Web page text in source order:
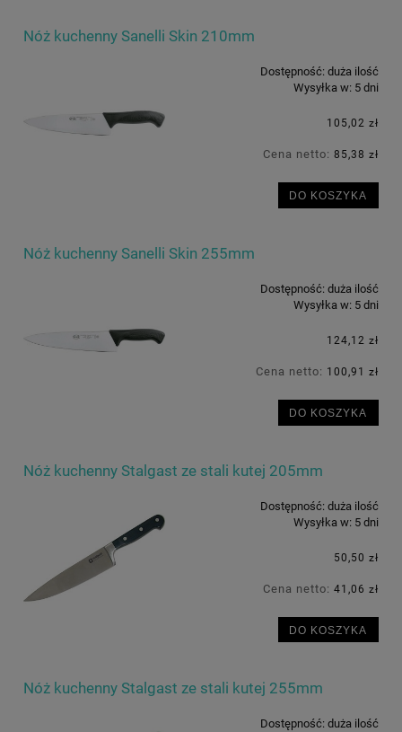
Nóż kuchenny Sanelli Skin 210mm
Dostępność: duża ilość
Wysyłka w: 5 dni
105,02 zł
Cena netto: 85,38 zł
DO KOSZYKA
Nóż kuchenny Sanelli Skin 255mm
Dostępność: duża ilość
Wysyłka w: 5 dni
124,12 zł
Cena netto: 100,91 zł
DO KOSZYKA
Nóż kuchenny Stalgast ze stali kutej 205mm
Dostępność: duża ilość
Wysyłka w: 5 dni
50,50 zł
Cena netto: 41,06 zł
DO KOSZYKA
Nóż kuchenny Stalgast ze stali kutej 255mm
Dostępność: duża ilość